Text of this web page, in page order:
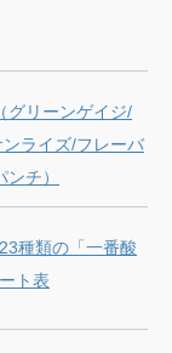
グリーンゲイジ/
ライズ/フレーバ
チ）
種類の「一番酸
ト表